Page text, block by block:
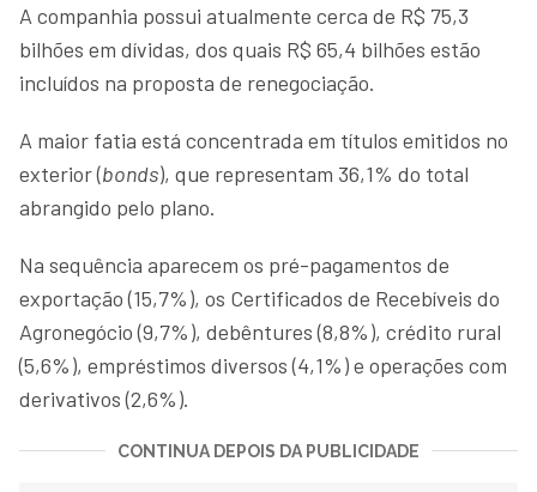
A companhia possui atualmente cerca de R$ 75,3
bilhões em dívidas, dos quais R$ 65,4 bilhões estão
incluídos na proposta de renegociação.
A maior fatia está concentrada em títulos emitidos no
exterior (bonds), que representam 36,1% do total
abrangido pelo plano.
Na sequência aparecem os pré-pagamentos de
exportação (15,7%), os Certificados de Recebíveis do
Agronegócio (9,7%), debêntures (8,8%), crédito rural
(5,6%), empréstimos diversos (4,1%) e operações com
derivativos (2,6%).
CONTINUA DEPOIS DA PUBLICIDADE